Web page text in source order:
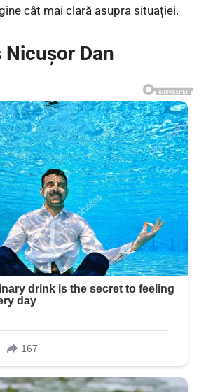
cât mai clară asupra situației.
Nicușor Dan